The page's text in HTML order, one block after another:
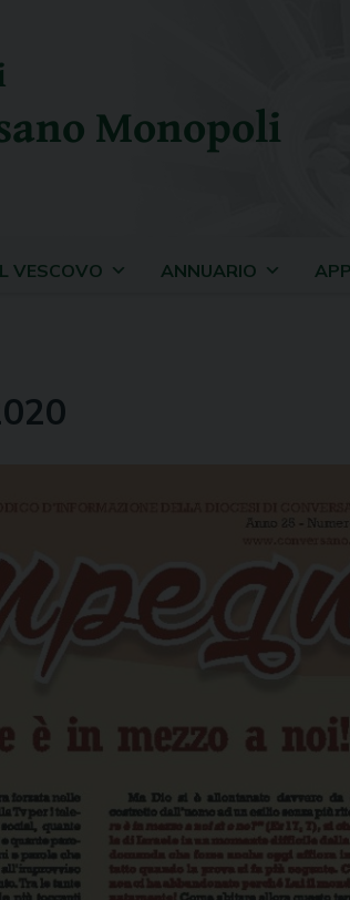
Monopoli
VESCOVO ANNUARIO